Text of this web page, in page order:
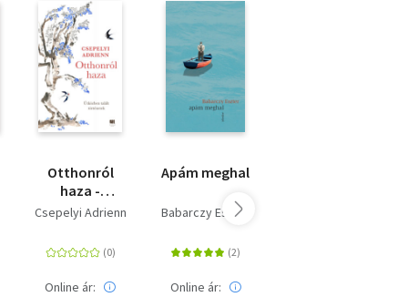
Otthonról
haza -
Útközben
történetek
Csepelyi Adrienn
Online ár:
Apám meghal
Babarczy Eszter
Online ár: